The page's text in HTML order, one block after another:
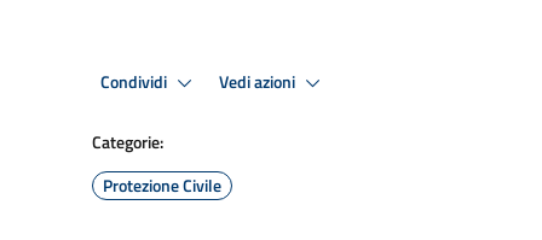
Condividi Vedi azioni
Categorie:
Protezione Civile